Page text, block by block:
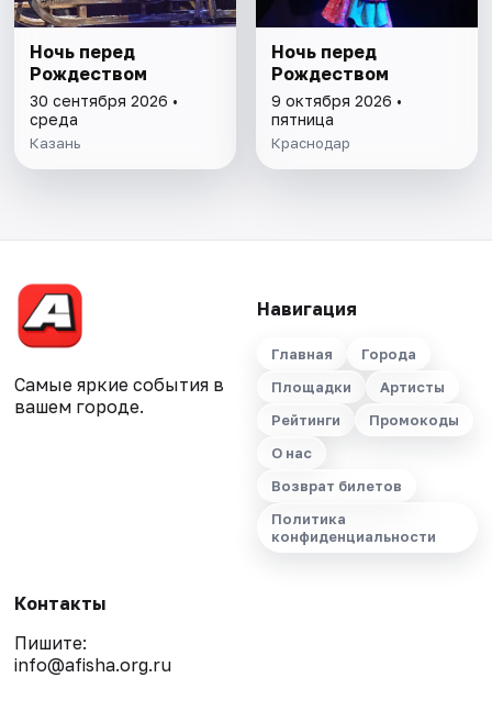
Ночь перед
Рождеством
30 сентября 2026 •
среда
Казань
Ночь перед
Рождеством
9 октября 2026 •
пятница
Краснодар
Самые яркие события в
вашем городе.
Навигация
Главная
Города
Площадки
Артисты
Рейтинги
Промокоды
О нас
Возврат билетов
Политика
конфиденциальности
Контакты
Пишите:
info@afisha.org.ru